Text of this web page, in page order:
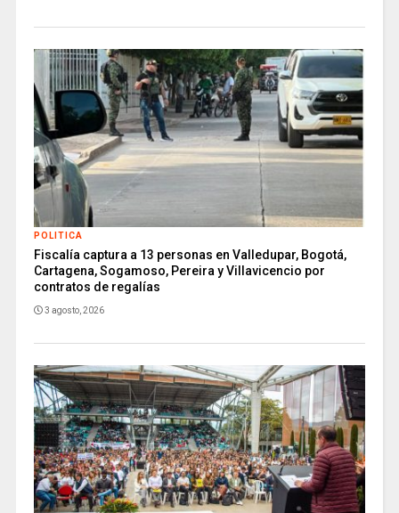
POLITICA
Fiscalía captura a 13 personas en Valledupar, Bogotá,
Cartagena, Sogamoso, Pereira y Villavicencio por
contratos de regalías
3 agosto, 2026